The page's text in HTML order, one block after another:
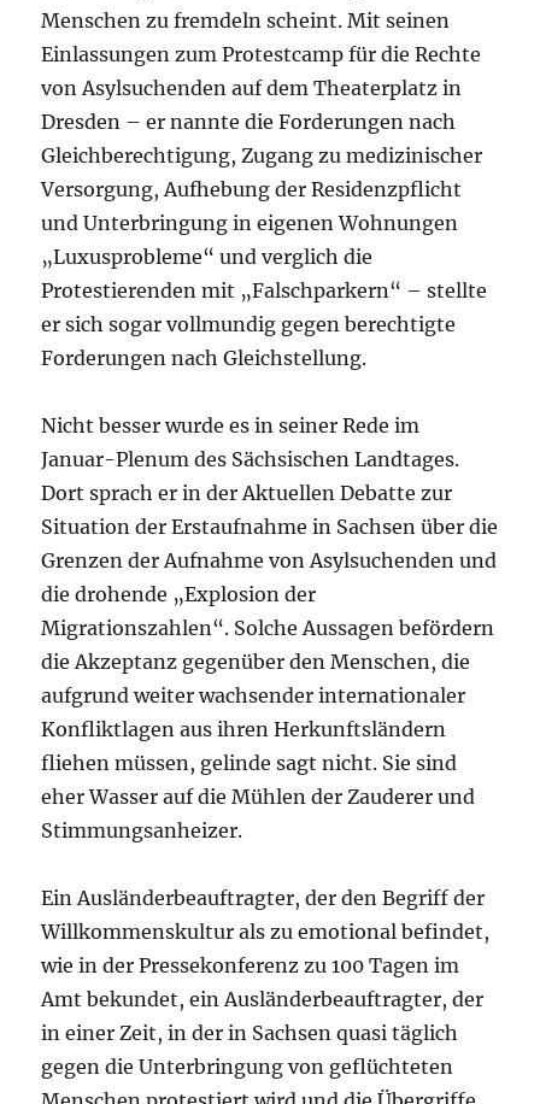
Menschen zu fremdeln scheint. Mit seinen
Einlassungen zum Protestcamp für die Rechte
von Asylsuchenden auf dem Theaterplatz in
Dresden – er nannte die Forderungen nach
Gleichberechtigung, Zugang zu medizinischer
Versorgung, Aufhebung der Residenzpflicht
und Unterbringung in eigenen Wohnungen
„Luxusprobleme“ und verglich die
Protestierenden mit „Falschparkern“ – stellte
er sich sogar vollmundig gegen berechtigte
Forderungen nach Gleichstellung.
Nicht besser wurde es in seiner Rede im
Januar-Plenum des Sächsischen Landtages.
Dort sprach er in der Aktuellen Debatte zur
Situation der Erstaufnahme in Sachsen über die
Grenzen der Aufnahme von Asylsuchenden und
die drohende „Explosion der
Migrationszahlen“. Solche Aussagen befördern
die Akzeptanz gegenüber den Menschen, die
aufgrund weiter wachsender internationaler
Konfliktlagen aus ihren Herkunftsländern
fliehen müssen, gelinde sagt nicht. Sie sind
eher Wasser auf die Mühlen der Zauderer und
Stimmungsanheizer.
Ein Ausländerbeauftragter, der den Begriff der
Willkommenskultur als zu emotional befindet,
wie in der Pressekonferenz zu 100 Tagen im
Amt bekundet, ein Ausländerbeauftragter, der
in einer Zeit, in der in Sachsen quasi täglich
gegen die Unterbringung von geflüchteten